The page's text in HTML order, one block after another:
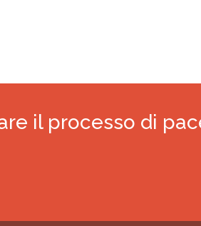
il processo di